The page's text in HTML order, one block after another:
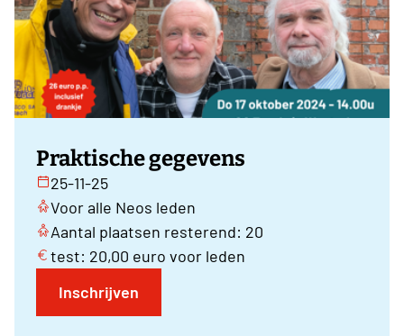
Praktische gegevens
25-11-25
Voor alle Neos leden
Aantal plaatsen resterend: 20
test: 20,00 euro voor leden
Inschrijven